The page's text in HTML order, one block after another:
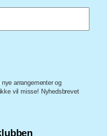
arrangementer og
vil misse! Nyhedsbrevet